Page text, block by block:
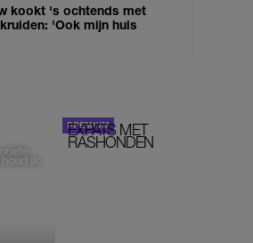
kookt 's ochtends met
'Ook mijn huis
ik
EXPATS MET
RASHONDEN